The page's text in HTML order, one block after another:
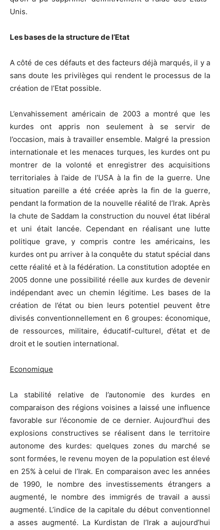
Unis.
Les bases de la structure de l’Etat
A côté de ces défauts et des facteurs déjà marqués, il y a
sans doute les privilèges qui rendent le processus de la
création de l’Etat possible.
L’envahissement américain de 2003 a montré que les
kurdes ont appris non seulement à se servir de
l’occasion, mais à travailler ensemble. Malgré la pression
internationale et les menaces turques, les kurdes ont pu
montrer de la volonté et enregistrer des acquisitions
territoriales à l’aide de l’USA à la fin de la guerre. Une
situation pareille a été créée après la fin de la guerre,
pendant la formation de la nouvelle réalité de l’Irak. Après
la chute de Saddam la construction du nouvel état libéral
et uni était lancée. Cependant en réalisant une lutte
politique grave, y compris contre les américains, les
kurdes ont pu arriver à la conquête du statut spécial dans
cette réalité et à la fédération. La constitution adoptée en
2005 donne une possibilité réelle aux kurdes de devenir
indépendant avec un chemin légitime. Les bases de la
création de l’état ou bien leurs potentiel peuvent être
divisés conventionnellement en 6 groupes: économique,
de ressources, militaire, éducatif-culturel, d’état et de
droit et le soutien international.
Economique
La stabilité relative de l’autonomie des kurdes en
comparaison des régions voisines a laissé une influence
favorable sur l’économie de ce dernier. Aujourd’hui des
explosions constructives se réalisent dans le territoire
autonome des kurdes: quelques zones du marché se
sont formées, le revenu moyen de la population est élevé
en 25% à celui de l’Irak. En comparaison avec les années
de 1990, le nombre des investissements étrangers a
augmenté, le nombre des immigrés de travail a aussi
augmenté. L’indice de la capitale du début conventionnel
a asses augmenté. La Kurdistan de l’Irak a aujourd’hui